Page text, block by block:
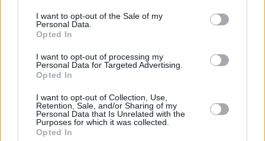
I want to opt-out of the Sale of my
Personal Data.
Opted In
I want to opt-out of processing my
Personal Data for Targeted Advertising.
Opted In
I want to opt-out of Collection, Use,
Retention, Sale, and/or Sharing of my
Personal Data that Is Unrelated with the
Purposes for which it was collected.
Opted In
PRIVĀTĀ DZĪVE